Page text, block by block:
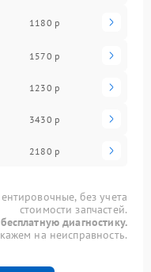
1180 р
1570 р
1230 р
3430 р
2180 р
без учета
стоимости запчастей.
диагностику.
на неисправность.